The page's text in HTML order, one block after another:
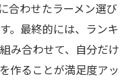
合わせたラーメン選び
。最終的には、ランキ
み合わせて、自分だけ
作ることが満足度アッ